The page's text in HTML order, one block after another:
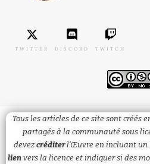
TWITTER DISCORD TWITCH
Tous les articles de ce site sont créés
partagés à la communauté sous
devez créditerl’Œuvre en incluant un
lienvers la licence et indiquersi des